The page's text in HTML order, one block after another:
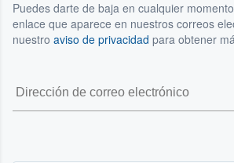
Puedes darte de baja en cualquier
enlace que aparece en nuestros correos
nuestro aviso de privacidad para obtener